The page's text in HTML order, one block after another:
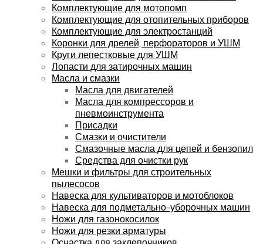
Комплектующие для мотопомп
Комплектующие для отопительных приборов
Комплектующие для электростанций
Коронки для дрелей, перфораторов и УШМ
Круги лепестковые для УШМ
Лопасти для затирочных машин
Масла и смазки
Масла для двигателей
Масла для компрессоров и
пневмоинструмента
Присадки
Смазки и очистители
Смазочные масла для цепей и бензопил
Средства для очистки рук
Мешки и фильтры для строительных
пылесосов
Навеска для культиваторов и мотоблоков
Навеска для подметально-уборочных машин
Ножи для газонокосилок
Ножи для резки арматуры